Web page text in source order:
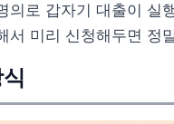
의로 갑자기 대출이 실
서 미리 신청해두면 정